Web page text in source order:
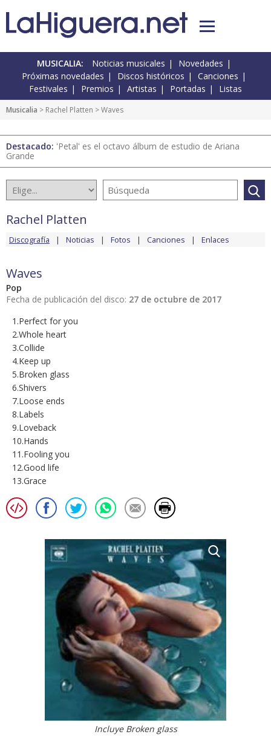
MUSICALIA: Noticias musicales
Novedades
Próximas novedades
Discos históricos
Canciones
Festivales
Premios Artistas Portadas Listas
Musicalia > Rachel Platten > Waves
Destacado: 'Petal' es el octavo álbum de estudio de Ariana
Grande
Rachel Platten
Discografía Noticias Fotos Canciones Enlaces
Waves
Pop
Fecha de publicación del disco: 27 de octubre de 2017
1.Perfect for you
2.Whole heart
3.Collide
4.Keep up
5.Broken glass
6.Shivers
7.Loose ends
8.Labels
9.Loveback
10.Hands
11.Fooling you
12.Good life
13.Grace
Incluye Broken glass